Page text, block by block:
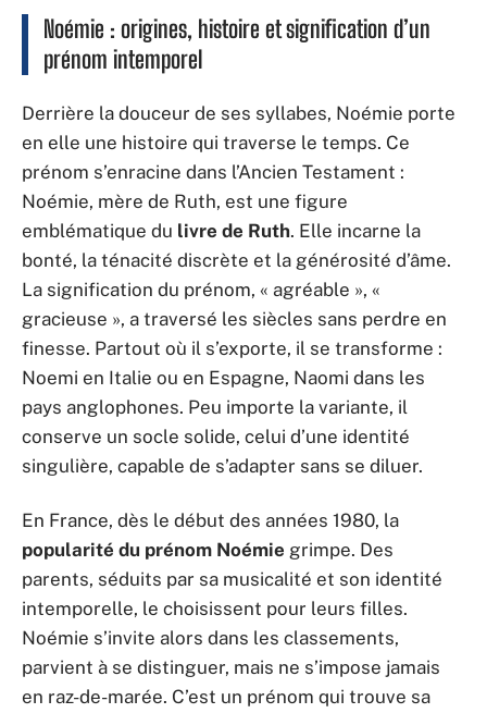
Noémie : origines, histoire et signification d’un
prénom intemporel
Derrière la douceur de ses syllabes, Noémie porte
en elle une histoire qui traverse le temps. Ce
prénom s’enracine dans l’Ancien Testament :
Noémie, mère de Ruth, est une figure
emblématique du livre de Ruth. Elle incarne la
bonté, la ténacité discrète et la générosité d’âme.
La signification du prénom, « agréable », «
gracieuse », a traversé les siècles sans perdre en
finesse. Partout où il s’exporte, il se transforme :
Noemi en Italie ou en Espagne, Naomi dans les
pays anglophones. Peu importe la variante, il
conserve un socle solide, celui d’une identité
singulière, capable de s’adapter sans se diluer.
En France, dès le début des années 1980, la
popularité du prénom Noémie grimpe. Des
parents, séduits par sa musicalité et son identité
intemporelle, le choisissent pour leurs filles.
Noémie s’invite alors dans les classements,
parvient à se distinguer, mais ne s’impose jamais
en raz-de-marée. C’est un prénom qui trouve sa